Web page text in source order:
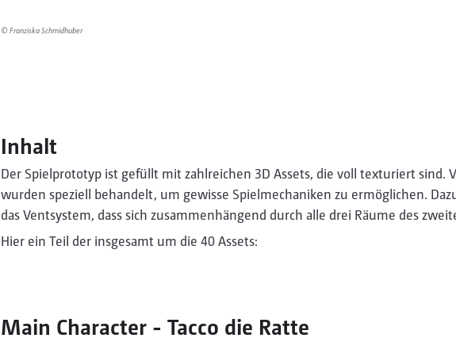
© Franziska Schmidhuber
Inhalt
Der Spielprototyp ist gefüllt mit zahlreichen 3D Assets, die voll texturiert sind.
wurden speziell behandelt, um gewisse Spielmechaniken zu ermöglichen.
das Ventsystem, dass sich zusammenhängend durch alle drei Räume des
Hier ein Teil der insgesamt um die 40 Assets:
Main Character - Tacco die Ratte